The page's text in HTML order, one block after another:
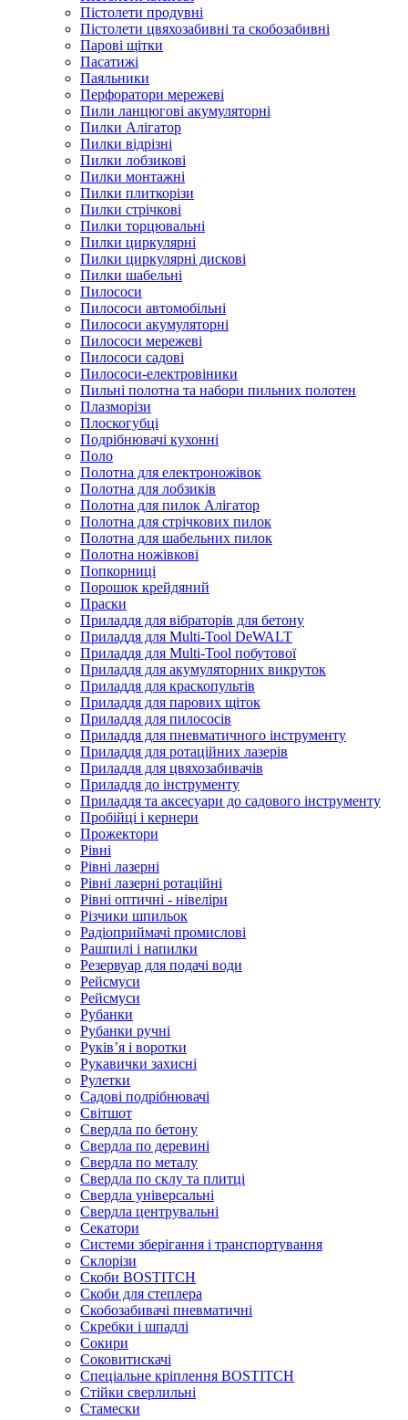
Пістолети продувні
Пістолети цвяхозабивні та скобозабивні
Парові щітки
Пасатижі
Паяльники
Перфоратори мережеві
Пили ланцюгові акумуляторні
Пилки Алігатор
Пилки відрізні
Пилки лобзикові
Пилки монтажні
Пилки плиткорізи
Пилки стрічкові
Пилки торцювальні
Пилки циркулярні
Пилки циркулярні дискові
Пилки шабельні
Пилососи
Пилососи автомобільні
Пилососи акумуляторні
Пилососи мережеві
Пилососи садові
Пилососи-електровіники
Пильні полотна та набори пильних полотен
Плазморізи
Плоскогубці
Подрібнювачі кухонні
Поло
Полотна для електроножівок
Полотна для лобзиків
Полотна для пилок Алігатор
Полотна для стрічкових пилок
Полотна для шабельних пилок
Полотна ножівкові
Попкорниці
Порошок крейдяний
Праски
Приладдя для вібраторів для бетону
Приладдя для Multi-Tool DeWALT
Приладдя для Multi-Tool побутової
Приладдя для акумуляторних викруток
Приладдя для краскопультів
Приладдя для парових щіток
Приладдя для пилососів
Приладдя для пневматичного інструменту
Приладдя для ротаційних лазерів
Приладдя для цвяхозабивачів
Приладдя до інструменту
Приладдя та аксесуари до садового інструменту
Пробійці і кернери
Прожектори
Рівні
Рівні лазерні
Рівні лазерні ротаційні
Рівні оптичні - нівеліри
Різчики шпильок
Радіоприймачі промислові
Рашпилі і напилки
Резервуар для подачі води
Рейсмуси
Рейсмуси
Рубанки
Рубанки ручні
Руківʼя і воротки
Рукавички захисні
Рулетки
Садові подрібнювачі
Світшот
Свердла по бетону
Свердла по деревині
Свердла по металу
Свердла по склу та плитці
Свердла універсальні
Свердла центрувальні
Секатори
Системи зберігання і транспортування
Склорізи
Скоби BOSTITCH
Скоби для степлера
Скобозабивачі пневматичні
Скребки і шпадлі
Сокири
Соковитискачі
Спеціальне кріплення BOSTITCH
Стійки сверлильні
Стамески